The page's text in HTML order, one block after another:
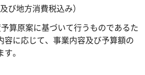
び地方消費税込み）
算原案に基づいて行うものであるた
容に応じて、事業内容及び予算額の
。